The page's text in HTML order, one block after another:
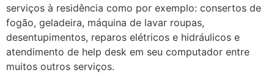
serviços à residência como por exemplo: consertos de
fogão, geladeira, máquina de lavar roupas,
desentupimentos, reparos elétricos e hidráulicos e
atendimento de help desk em seu computador entre
muitos outros serviços.